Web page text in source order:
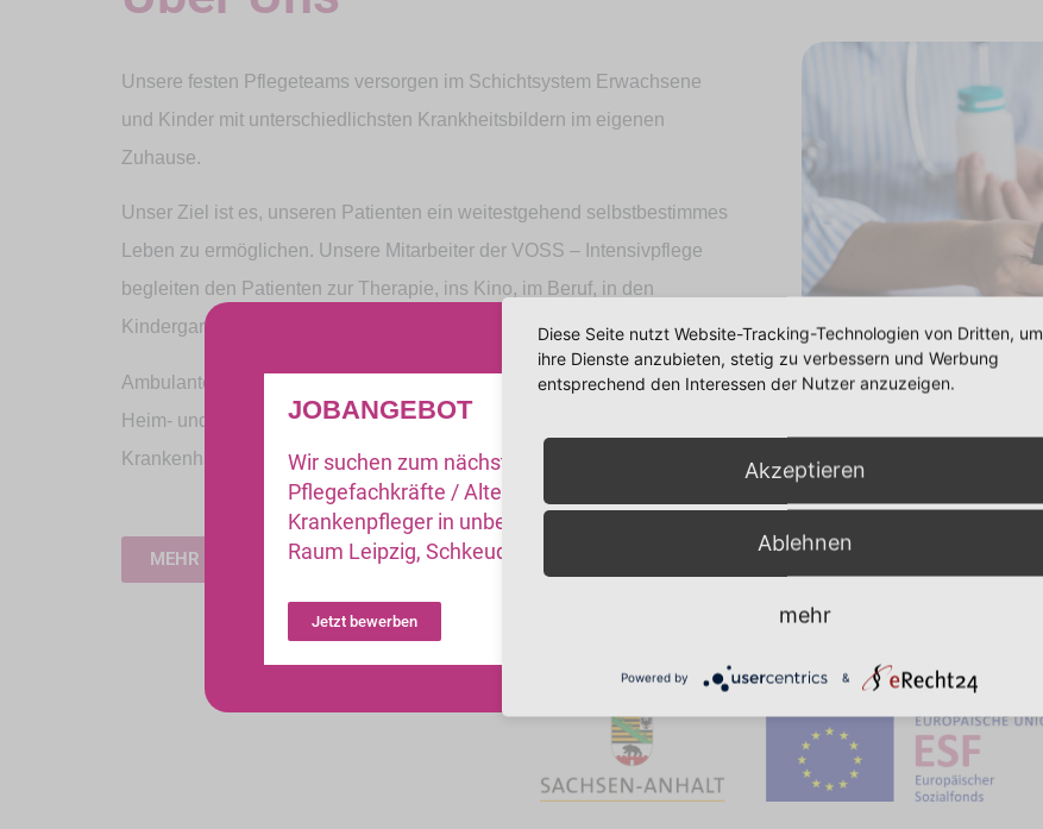
Unsere festen Pflegeteams versorgen im Schichtsystem Erwachsene
und Kinder mit unterschiedlichsten Krankheitsbildern im eigenen
Zuhause.
Unser Ziel ist es, unseren Patienten ein weitestgehend selbstbestimmes
Leben zu ermöglichen. Unsere Mitarbeiter der VOSS – Intensivpflege
begleiten den Patienten zur Therapie, ins Kino, im Beruf, in den
Kindergarten, in die Schule oder sogar in den Urlaub.
Ambulante häusliche Intensivpflege stellt eine individuelle Alternative zu
Heim- und Klinikalltag dar und hilft, krankheitsbedingte
Krankenhausaufenthalte so gering wie möglich zu halten.
MEHR ERFAHEN
Diese Seite nutzt Website-Tracking-Technologien von Dritten, um
ihre Dienste anzubieten, stetig zu verbessern und Werbung
entsprechend den Interessen der Nutzer anzuzeigen.
Akzeptieren
Ablehnen
mehr
Powered by &
JOBANGEBOT
Wir suchen zum nächstmöglichen Zeitpunkt
Pflegefachkräfte / Altenpfleger (m/w/d) / Gesundheits- und
Krankenpfleger in unbefristeter Vollzeitbeschäftigung, im
Raum Leipzig, Schkeuditz und Sachsenburg/Thüringen.
Jetzt bewerben